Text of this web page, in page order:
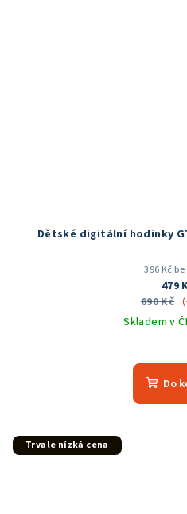
Dětské digitální hodinky
396 Kč
479
690 Kč
Skladem v
Do
Trvale nízká cena